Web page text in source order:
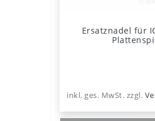
Ersatznadel für
inkl. ges. MwSt. zzgl.